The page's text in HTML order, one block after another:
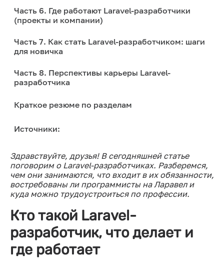
Часть 6. Где работают Laravel-разработчики
(проекты и компании)
Часть 7. Как стать Laravel-разработчиком: шаги
для новичка
Часть 8. Перспективы карьеры Laravel-
разработчика
Краткое резюме по разделам
Источники:
Здравствуйте, друзья! В сегодняшней статье
поговорим о Laravel-разработчиках. Разберемся,
чем они занимаются, что входит в их обязанности,
востребованы ли программисты на Ларавел и
куда можно трудоустроиться по профессии.
Кто такой Laravel-
разработчик, что делает и
где работает